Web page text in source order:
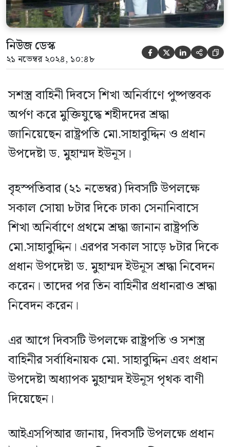
নিউজ ডেস্ক
২১ নভেম্বর ২০২৪, ১০:৪৮     
সশস্ত্র বাহিনী দিবসে শিখা অনির্বাণে পুষ্পস্তবক
অর্পণ করে মুক্তিযুদ্ধে শহীদদের শ্রদ্ধা
জানিয়েছেন রাষ্ট্রপতি মো.সাহাবুদ্দিন ও প্রধান
উপদেষ্টা ড. মুহাম্মদ ইউনূস।
বৃহস্পতিবার (২১ নভেম্বর) দিবসটি উপলক্ষে
সকাল সোয়া ৮টার দিকে ঢাকা সেনানিবাসে
শিখা অনির্বাণে প্রথমে শ্রদ্ধা জানান রাষ্ট্রপতি
মো.সাহাবুদ্দিন। এরপর সকাল সাড়ে ৮টার দিকে
প্রধান উপদেষ্টা ড. মুহাম্মদ ইউনূস শ্রদ্ধা নিবেদন
করেন। তাদের পর তিন বাহিনীর প্রধানরাও শ্রদ্ধা
নিবেদন করেন।
এর আগে দিবসটি উপলক্ষে রাষ্ট্রপতি ও সশস্ত্র
বাহিনীর সর্বাধিনায়ক মো. সাহাবুদ্দিন এবং প্রধান
উপদেষ্টা অধ্যাপক মুহাম্মদ ইউনূস পৃথক বাণী
দিয়েছেন।
আইএসপিআর জানায়, দিবসটি উপলক্ষে প্রধান